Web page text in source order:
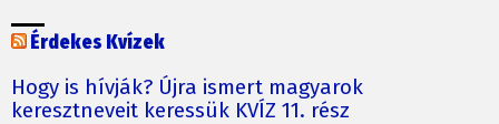
Érdekes Kvízek
Hogy is hívják? Újra ismert magyarok
keresztneveit keressük KVÍZ 11. rész